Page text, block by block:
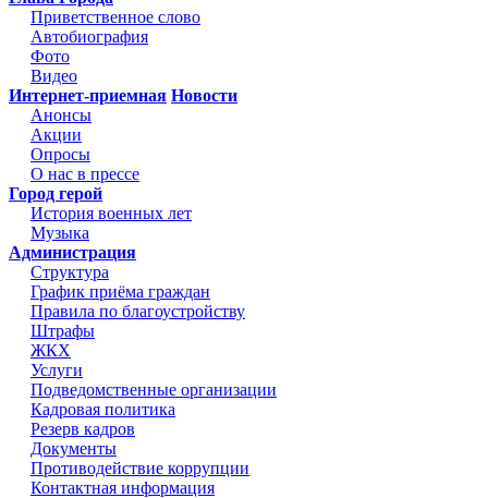
Приветственное слово
Автобиография
Фото
Видео
Интернет-приемная Новости
Анонсы
Акции
Опросы
О нас в прессе
Город герой
История военных лет
Музыка
Администрация
Структура
График приёма граждан
Правила по благоустройству
Штрафы
ЖКХ
Услуги
Подведомственные организации
Кадровая политика
Резерв кадров
Документы
Противодействие коррупции
Контактная информация